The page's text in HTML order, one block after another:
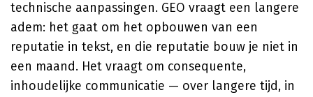
technische aanpassingen. GEO vraagt een langere
adem: het gaat om het opbouwen van een
reputatie in tekst, en die reputatie bouw je niet in
een maand. Het vraagt om consequente,
inhoudelijke communicatie — over langere tijd, in